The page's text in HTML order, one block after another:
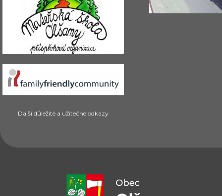
Další důležité a užitečné odkazy